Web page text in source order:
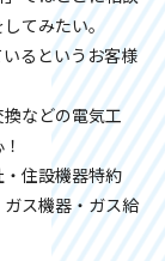
てみたい。
るというお客様
などの電気工
住設機器特約
ス機器・ガス給